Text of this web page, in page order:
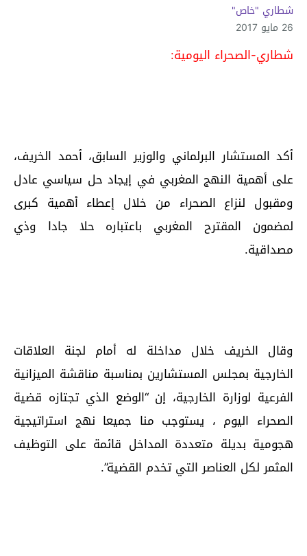
شطاري "خاص"
26 مايو 2017
شطاري-الصحراء اليومية:
أكد المستشار البرلماني والوزير السابق، أحمد الخريف،
على أهمية النهج المغربي في إيجاد حل سياسي عادل
ومقبول لنزاع الصحراء من خلال إعطاء أهمية كبرى
لمضمون المقترح المغربي باعتباره حلا جادا وذي
مصداقية.
وقال الخريف خلال مداخلة له أمام لجنة العلاقات
الخارجية بمجلس المستشارين بمناسبة مناقشة الميزانية
الفرعية لوزارة الخارجية، إن “الوضع الذي تجتازه قضية
الصحراء اليوم ، يستوجب منا جميعا نهج استراتيجية
هجومية بديلة متعددة المداخل قائمة على التوظيف
المثمر لكل العناصر التي تخدم القضية”.